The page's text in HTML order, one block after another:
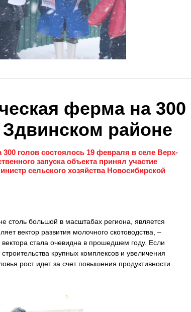
ферма на 300
районе
голов состоялось 19 февраля в селе Верх-
запуска объекта принял участие
сельского хозяйства Новосибирской
столь большой в масштабах региона, является
вектор развития молочного скотоводства, –
стала очевидна в прошедшем году. Если
крупных комплексов и увеличения
рост идет за счет повышения продуктивности